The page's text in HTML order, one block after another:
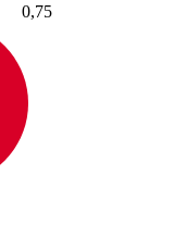
0,75